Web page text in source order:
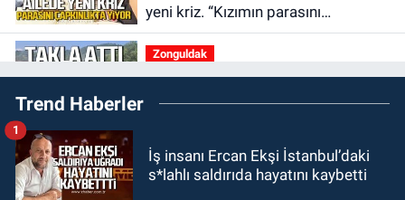
yeni kriz. “Kızımın parasını
çapkınlıkta yiyor”
Zonguldak
12:15Çaycuma'da otomobil
durağa çarpıp takla attı. Sürücü
11:49Kdz. Ereğli Belediyespor'da
kulübün başına kim geçecek?
Trend Haberler
İş insanı Ercan Ekşi İstanbul’daki
s*lahlı saldırıda hayatını kaybetti
1